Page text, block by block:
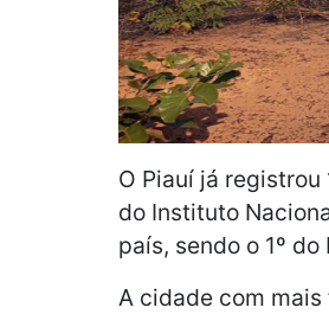
O Piauí já
do Instituto
país, sendo o 1º do
A cidade com